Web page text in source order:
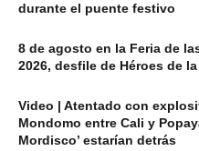
durante el puente festivo
8 de agosto en la Feria de
2026, desfile de Héroes de
Video | Atentado con
Mondomo entre Cali y
Mordisco’ estarían detrás